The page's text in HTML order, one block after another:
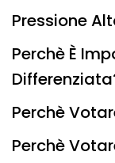
Pressione
Perchè È
Perchè
Perchè